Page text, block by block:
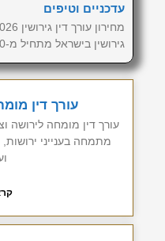
עדכניים וטיפים
גירושין בישראל מתחיל מ-₪5,000 לגירושין בהסכמה ומגיע
עורך דין
עורך דין מומחה לירושה
מתמחה בענייני ירושות,